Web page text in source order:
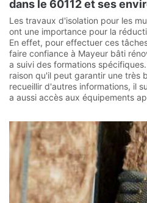
dans le 60112 et ses
Les travaux d'isolation pour les
ont une importance pour la
En effet, pour effectuer ces
faire confiance à Mayeur bâti
a suivi des formations
raison qu'il peut garantir une très
recueillir d'autres informations, il
a aussi accès aux équipements